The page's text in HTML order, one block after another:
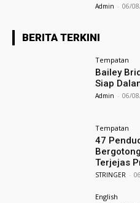
Admin - 06/
BERITA TERKINI
Tempatan
Bailey
Siap
Admin - 06/
Tempatan
47
Terjejas
STRINGER -
English